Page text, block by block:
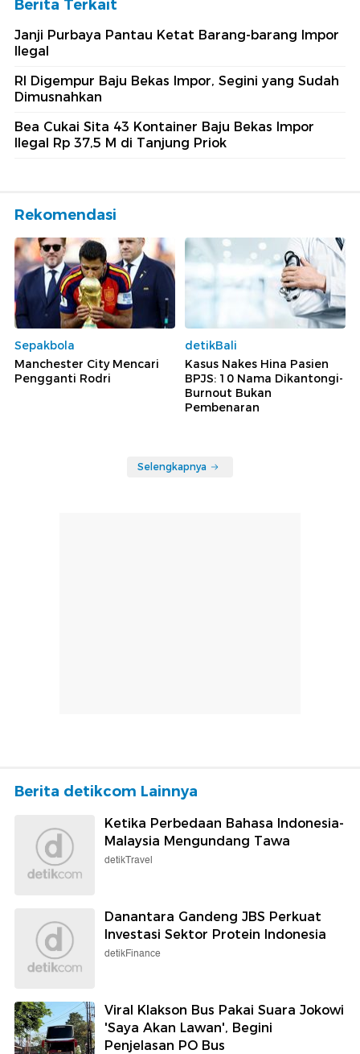
Berita Terkait
Janji Purbaya Pantau Ketat Barang-barang Impor
Ilegal
RI Digempur Baju Bekas Impor, Segini yang Sudah
Dimusnahkan
Bea Cukai Sita 43 Kontainer Baju Bekas Impor
Ilegal Rp 37,5 M di Tanjung Priok
Rekomendasi
Sepakbola
Manchester City Mencari
Pengganti Rodri
detikBali
Kasus Nakes Hina Pasien
BPJS: 10 Nama Dikantongi-
Burnout Bukan
Pembenaran
Selengkapnya
Berita detikcom Lainnya
Ketika Perbedaan Bahasa Indonesia-
Malaysia Mengundang Tawa
detikTravel
Danantara Gandeng JBS Perkuat
Investasi Sektor Protein Indonesia
detikFinance
Viral Klakson Bus Pakai Suara Jokowi
'Saya Akan Lawan', Begini
Penjelasan PO Bus